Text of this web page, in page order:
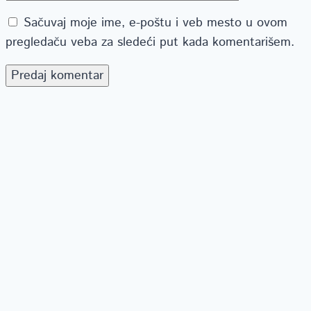
Sačuvaj moje ime, e-poštu i veb mesto u ovom
pregledaču veba za sledeći put kada komentarišem.